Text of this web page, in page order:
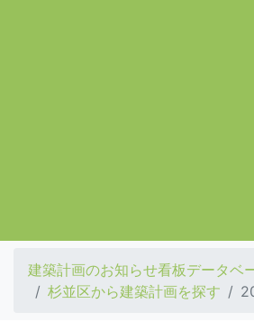
建築計画のお知らせ看板データベ
杉並区から建築計画を探す